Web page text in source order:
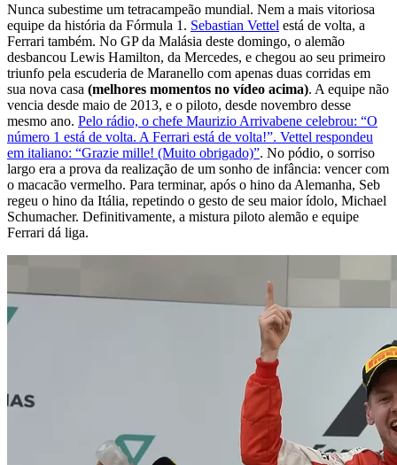
Nunca subestime um tetracampeão mundial. Nem a mais vitoriosa
equipe da história da Fórmula 1. Sebastian Vettel está de volta, a
Ferrari também. No GP da Malásia deste domingo, o alemão
desbancou Lewis Hamilton, da Mercedes, e chegou ao seu primeiro
triunfo pela escuderia de Maranello com apenas duas corridas em
sua nova casa (melhores momentos no vídeo acima). A equipe não
vencia desde maio de 2013, e o piloto, desde novembro desse
mesmo ano. Pelo rádio, o chefe Maurizio Arrivabene celebrou: “O
número 1 está de volta. A Ferrari está de volta!”. Vettel respondeu
em italiano: “Grazie mille! (Muito obrigado)”. No pódio, o sorriso
largo era a prova da realização de um sonho de infância: vencer com
o macacão vermelho. Para terminar, após o hino da Alemanha, Seb
regeu o hino da Itália, repetindo o gesto de seu maior ídolo, Michael
Schumacher. Definitivamente, a mistura piloto alemão e equipe
Ferrari dá liga.